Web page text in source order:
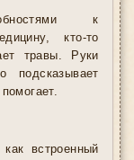
к
кто-то
травы. Руки
встроенный